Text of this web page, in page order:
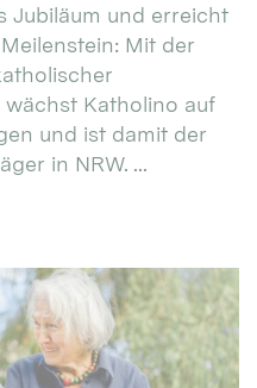
Jubiläum und erreicht
Mit der
Katholino auf
und ist damit der
in NRW. ...